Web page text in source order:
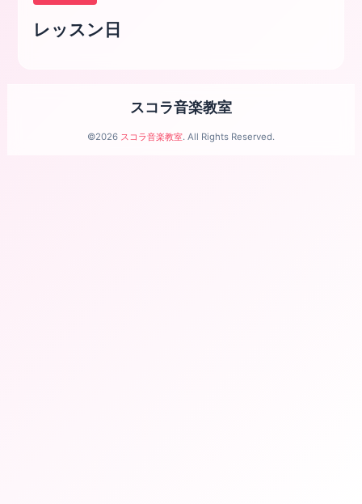
レッスン日
スコラ音楽教室
©2026 スコラ音楽教室. All Rights Reserved.